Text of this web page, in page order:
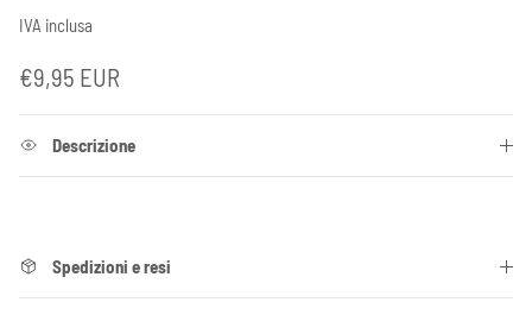
IVA inclusa
Prezzo normale
€9,95 EUR
Descrizione
Spedizioni e resi